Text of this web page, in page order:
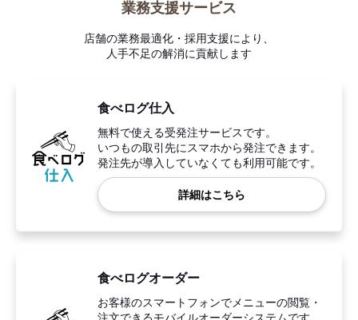
業務支援サービス
店舗の業務最適化・採用支援により、
人手不足の解消に貢献します
食べログ仕入
無料で使える受発注サービスです。
いつもの取引先にスマホから発注できます。
発注先が導入していなくても利用可能です。
詳細はこちら
食べログオーダー
お客様のスマートフォンでメニューの閲覧・